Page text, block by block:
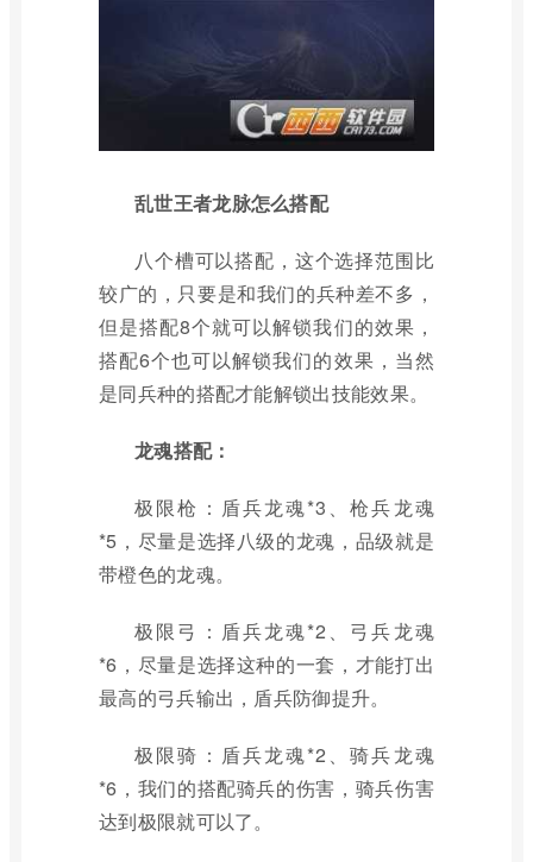
乱世王者龙脉怎么搭配
八个槽可以搭配，这个选择范围比
较广的，只要是和我们的兵种差不多，
但是搭配8个就可以解锁我们的效果，
搭配6个也可以解锁我们的效果，当然
是同兵种的搭配才能解锁出技能效果。
龙魂搭配：
极限枪：盾兵龙魂*3、枪兵龙魂
*5，尽量是选择八级的龙魂，品级就是
带橙色的龙魂。
极限弓：盾兵龙魂*2、弓兵龙魂
*6，尽量是选择这种的一套，才能打出
最高的弓兵输出，盾兵防御提升。
极限骑：盾兵龙魂*2、骑兵龙魂
*6，我们的搭配骑兵的伤害，骑兵伤害
达到极限就可以了。